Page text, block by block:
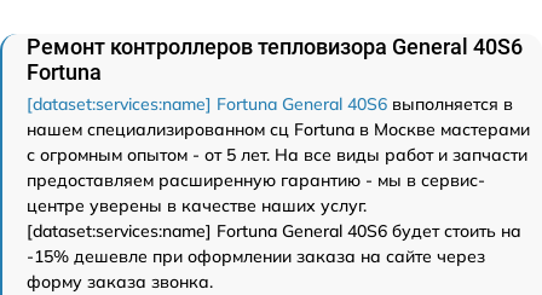
Ремонт контроллеров тепловизора General 40S6
Fortuna
[dataset:services:name] Fortuna General 40S6 выполняется в
нашем специализированном сц Fortuna в Москве мастерами
с огромным опытом - от 5 лет. На все виды работ и запчасти
предоставляем расширенную гарантию - мы в сервис-
центре уверены в качестве наших услуг.
[dataset:services:name] Fortuna General 40S6 будет стоить на
-15% дешевле при оформлении заказа на сайте через
форму заказа звонка.